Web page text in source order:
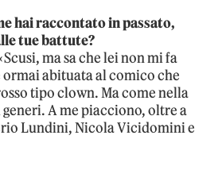
hai raccontato in passato,
tue battute?
ma sa che lei non mi fa
ormai abituata al comico che
tipo clown. Ma come nella
A me piacciono, oltre a
Lundini, Nicola Vicidomini e